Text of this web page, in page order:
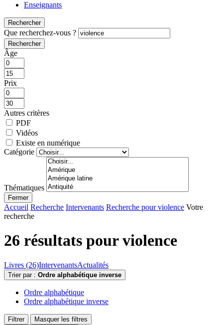
Enseignants
Rechercher
Que recherchez-vous ?
Rechercher
Âge
Prix
Autres critères
PDF
Vidéos
Existe en numérique
Catégorie
Thématiques
Fermer
Accueil Recherche Intervenants Recherche pour violence Votre
recherche
26 résultats pourviolence
Livres (26)IntervenantsActualités
Trier par : Ordre alphabétique inverse
Ordre alphabétique
Ordre alphabétique inverse
Filtrer
Masquer les filtres